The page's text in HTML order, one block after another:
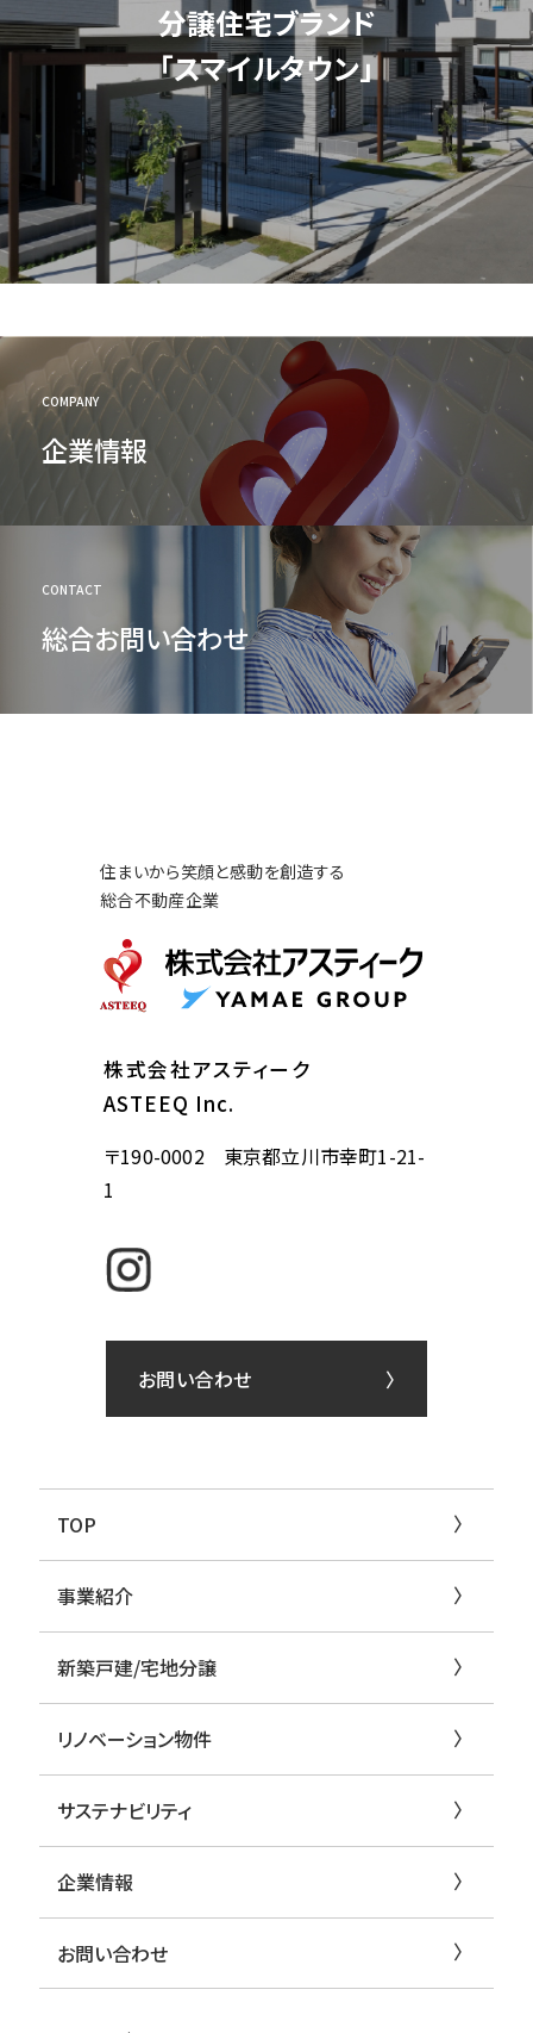
分譲住宅ブランド
「スマイルタウン」
COMPANY
企業情報
CONTACT
総合お問い合わせ
住まいから笑顔と感動を創造する
総合不動産企業
株式会社アスティーク
ASTEEQ Inc.
〒190-0002 東京都立川市幸町1-21-
1
TOP
事業紹介
新築戸建/宅地分譲
リノベーション物件
サステナビリティ
企業情報
お問い合わせ
お問い合わせ